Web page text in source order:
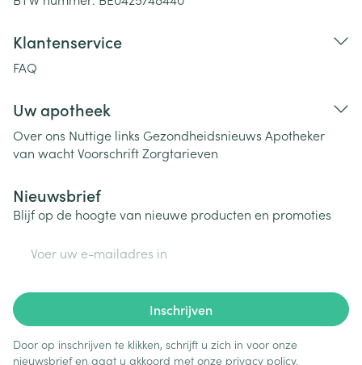
Klantenservice
FAQ
Uw apotheek
Over ons Nuttige links Gezondheidsnieuws Apotheker
van wachtVoorschriftZorgtarieven
Nieuwsbrief
Blijf op de hoogte van nieuwe producten en promoties
Inschrijven
Door op inschrijven te klikken, schrijft u zich in voor onze
nieuwsbrief en gaat u akkoord met onze privacy policy.